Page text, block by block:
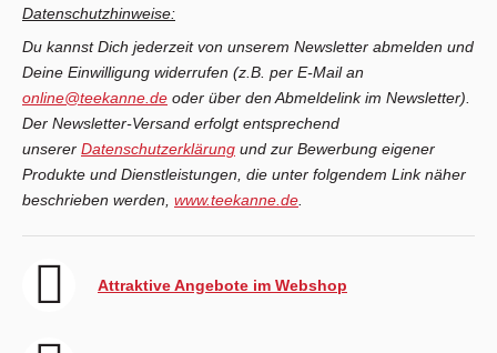
Datenschutzhinweise:
Du kannst Dich jederzeit von unserem Newsletter abmelden und
Deine Einwilligung widerrufen (z.B. per E-Mail an
online@teekanne.de oder über den Abmeldelink im Newsletter).
Der Newsletter-Versand erfolgt entsprechend
unserer Datenschutzerklärung und zur Bewerbung eigener
Produkte und Dienstleistungen, die unter folgendem Link näher
beschrieben werden, www.teekanne.de.
Attraktive Angebote im Webshop